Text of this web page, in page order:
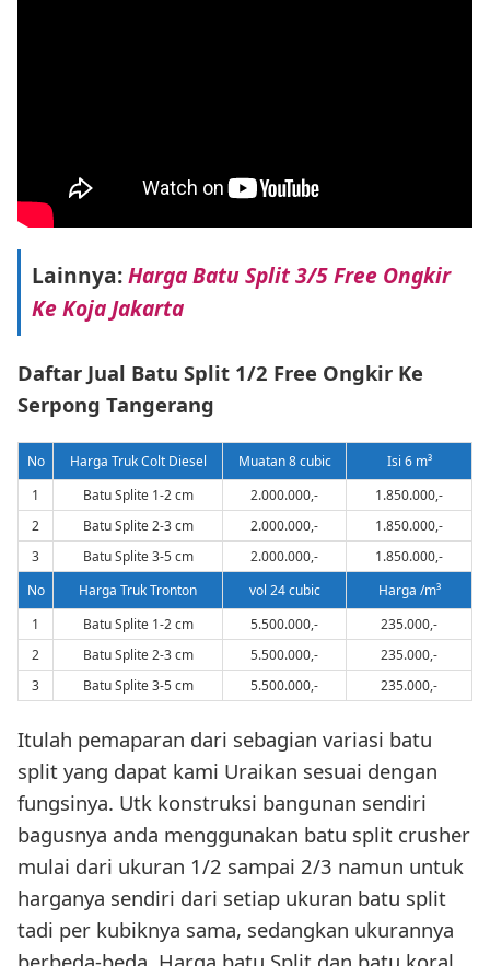
Lainnya:Harga Batu Split 3/5 Free Ongkir
Ke Koja Jakarta
Daftar Jual Batu Split 1/2 Free Ongkir Ke
Serpong Tangerang
No Harga Truk Colt Diesel Muatan 8 cubic
Isi 6 m³
1
Batu Splite 1-2 cm 2.000.000,-
1.850.000,-
2
Batu Splite 2-3 cm 2.000.000,-
1.850.000,-
3
Batu Splite 3-5 cm 2.000.000,-
1.850.000,-
No
Harga Truk Tronton vol 24 cubic
Harga /m³
1
Batu Splite 1-2 cm 5.500.000,-
235.000,-
2
Batu Splite 2-3 cm 5.500.000,-
235.000,-
3
Batu Splite 3-5 cm 5.500.000,- 235.000,-
Itulah pemaparan dari sebagian variasi batu
split yang dapat kami Uraikan sesuai dengan
fungsinya. Utk konstruksi bangunan sendiri
bagusnya anda menggunakan batu split crusher
mulai dari ukuran 1/2 sampai 2/3 namun untuk
harganya sendiri dari setiap ukuran batu split
tadi per kubiknya sama, sedangkan ukurannya